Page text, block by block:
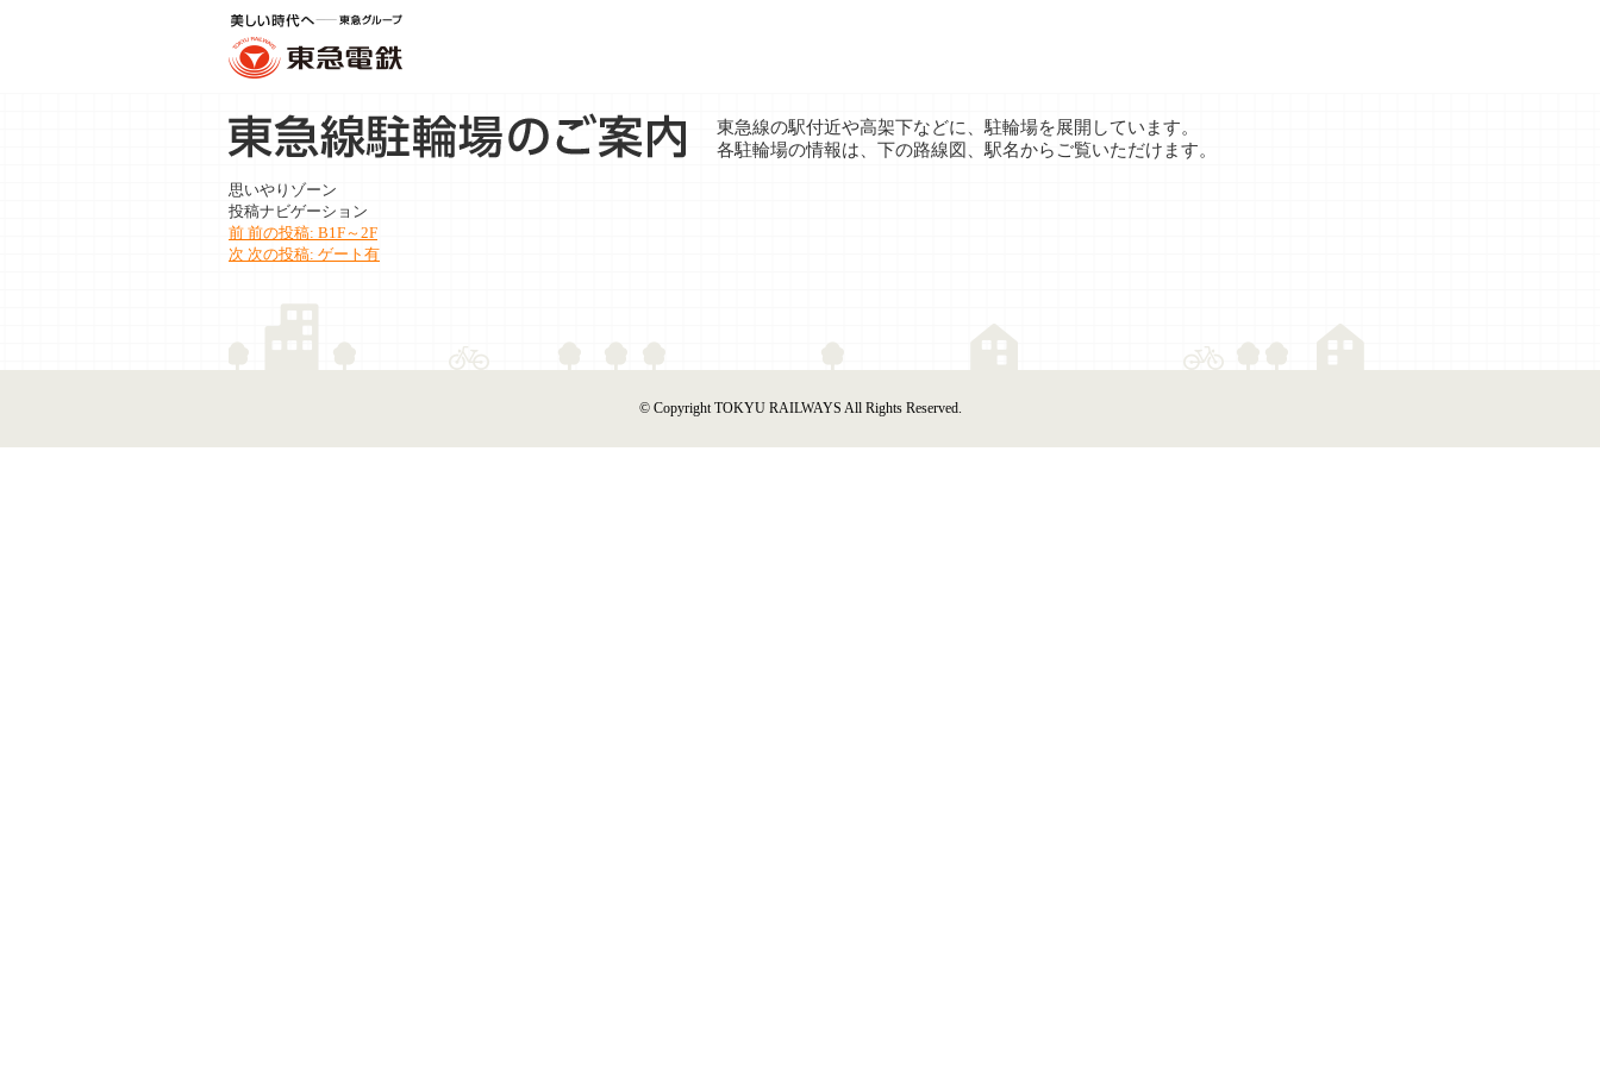
東急線の駅付近や⾼架下などに、駐輪場を展開しています。
各駐輪場の情報は、下の路線図、駅名からご覧いただけます。
思いやりゾーン
投稿ナビゲーション
前 前の投稿: B1F～2F
次 次の投稿: ゲート有
© Copyright TOKYU RAILWAYS All Rights Reserved.